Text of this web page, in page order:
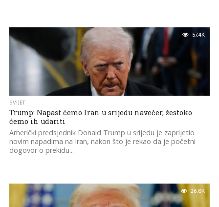
57.4K
SVIJET
Trump: Napast ćemo Iran u srijedu navečer, žestoko
ćemo ih udariti
Američki predsjednik Donald Trump u srijedu je zaprijetio
novim napadima na Iran, nakon što je rekao da je početni
dogovor o prekidu...
26.8K